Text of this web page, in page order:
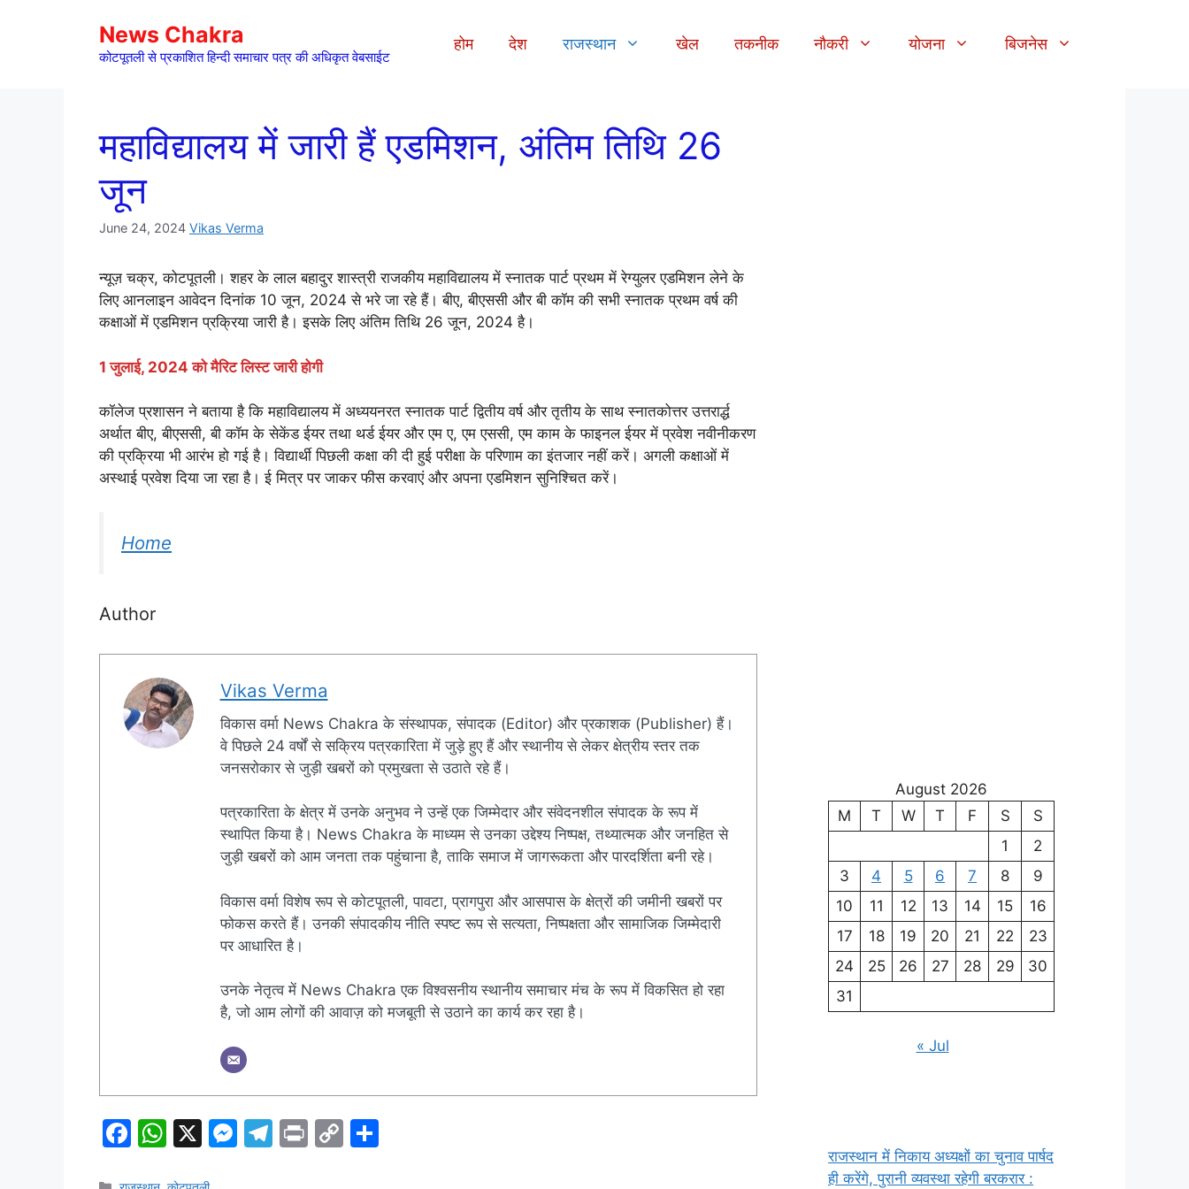
News Chakra
कोटपूतली से प्रकाशित हिन्दी समाचार पत्र की अधिकृत वेबसाईट
होम देश राजस्थान खेल तकनीक नौकरी योजना बिजनेस
महाविद्यालय में जारी हैं एडमिशन, अंतिम तिथि 26
जून
June 24, 2024 Vikas Verma
न्यूज़ चक्र, कोटपूतली। शहर के लाल बहादुर शास्त्री राजकीय महाविद्यालय में स्नातक पार्ट प्रथम में रेग्युलर एडमिशन लेने के
लिए आनलाइन आवेदन दिनांक 10 जून, 2024 से भरे जा रहे हैं। बीए, बीएससी और बी कॉम की सभी स्नातक प्रथम वर्ष की
कक्षाओं में एडमिशन प्रक्रिया जारी है। इसके लिए अंतिम तिथि 26 जून, 2024 है।
1 जुलाई, 2024 को मैरिट लिस्ट जारी होगी
कॉलेज प्रशासन ने बताया है कि महाविद्यालय में अध्ययनरत स्नातक पार्ट द्वितीय वर्ष और तृतीय के साथ स्नातकोत्तर उत्तरार्द्ध
अर्थात बीए, बीएससी, बी कॉम के सेकेंड ईयर तथा थर्ड ईयर और एम ए, एम एससी, एम काम के फाइनल ईयर में प्रवेश नवीनीकरण
की प्रक्रिया भी आरंभ हो गई है। विद्यार्थी पिछली कक्षा की दी हुई परीक्षा के परिणाम का इंतजार नहीं करें। अगली कक्षाओं में
अस्थाई प्रवेश दिया जा रहा है। ई मित्र पर जाकर फीस करवाएं और अपना एडमिशन सुनिश्चित करें।
Home
Author
Vikas Verma
विकास वर्मा News Chakra के संस्थापक, संपादक (Editor) और प्रकाशक (Publisher) हैं।
वे पिछले 24 वर्षों से सक्रिय पत्रकारिता में जुड़े हुए हैं और स्थानीय से लेकर क्षेत्रीय स्तर तक
जनसरोकार से जुड़ी खबरों को प्रमुखता से उठाते रहे हैं।
पत्रकारिता के क्षेत्र में उनके अनुभव ने उन्हें एक जिम्मेदार और संवेदनशील संपादक के रूप में
स्थापित किया है। News Chakra के माध्यम से उनका उद्देश्य निष्पक्ष, तथ्यात्मक और जनहित से
जुड़ी खबरों को आम जनता तक पहुंचाना है, ताकि समाज में जागरूकता और पारदर्शिता बनी रहे।
विकास वर्मा विशेष रूप से कोटपूतली, पावटा, प्रागपुरा और आसपास के क्षेत्रों की जमीनी खबरों पर
फोकस करते हैं। उनकी संपादकीय नीति स्पष्ट रूप से सत्यता, निष्पक्षता और सामाजिक जिम्मेदारी
पर आधारित है।
उनके नेतृत्व में News Chakra एक विश्वसनीय स्थानीय समाचार मंच के रूप में विकसित हो रहा
है, जो आम लोगों की आवाज़ को मजबूती से उठाने का कार्य कर रहा है।
F
W X
M T
Pr C
Categories
August 2026
M
T W T F S
S
1
2
3
4 5 6 7 8
9
10
11 12 13 14 15
16
17
18 19 20 21 22
23
24
25 26 27 28 29
30
31
« Jul
राजस्थान में निकाय अध्यक्षों का चुनाव पार्षद
ही करेंगे, पुरानी व्यवस्था रहेगी बरकरार :